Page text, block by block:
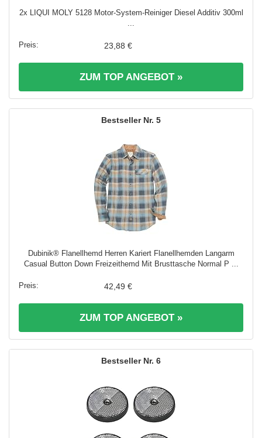
2x LIQUI MOLY 5128 Motor-System-Reiniger Diesel Additiv 300ml
23,88 €
ZUM TOP ANGEBOT »
5
Dubinik® Flanellhemd Herren Kariert Flanellhemden Langarm
Casual Button Down Freizeithemd Mit Brusttasche Normal P ...
42,49 €
ZUM TOP ANGEBOT »
6